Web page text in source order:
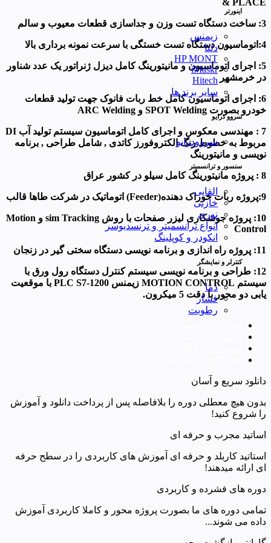
اینورتر
زیمنس
دلتا
HP MONT
iMaskr
Hitech
سایر برند ها
سروو درایو
سروودرایو
سنسور و ترانسمیتر
القایی
خازنی
نوری
انواع ترانسمیتر و ترنسدیوسر
انکودر و کوپلینگ
کنترلر و نمایشگر
دما
فشار
رطوبت
& PLACE
3: ساخت دستگاه تست وزن و جداسازی قطعات معیوب و سالم
4:اتوماسیون دستگاه تست خستگی با سرعت نمونه برداری بالا
5: اجرای اتوماسیون و مانیتورینگ کامل دیزل ژنراتور یک عدد شناور
در خرمشهر
6: اجرای اتوماسیون کامل خط ربات فانوک جهت تولید قطعات
خودرو بصورت SPOT Welding و ARC Welding
7 : مهندسی معکوس و اجرای کامل اتوماسیون
سیستم تولید آب DI
مربوط به خطوط رنگ الکتروفورز کاتدی , شامل طراحی , برنامه
نویسی و مانیتورینگ
8 : پروژه مانیتورینگ کامل سیلو در کشور عراق
9:پروژه ربات خوراک دهنده(Feeder) اتوماتیک در شرکت طاها قالب
10: پروژه جوشکاری لیزر صفحات با روش sim Tracking و Motion
Control
11: پروژه راه اندازی و برنامه نویسی دستگاه سختی گیر در زنجان
12: طراحی و برنامه نویسی سیستم کنترل دستگاه رول ورق با
سیستم MOTION CONTROL زیمنس PLC S7-1200 با موقعیت
یابی دو محور با دقت 5 میکرون.
دانلود سریع و آسان
بدون هیچ معطلی دوره را بلافاصله پس از پرداخت دانلود و آموزش
را شروع کنید!
اساتید مجرب و حرفه ای
استاتید کاربلد و حرفه ای آموزش های کاربردی را در سطح حرفه
ای ارائه میدهند!
دوره های فشرده و کاربردی
تمامی دوره های ما بصورت پروژه محور و کاملا کاربردی آموزش
داده می شوند...